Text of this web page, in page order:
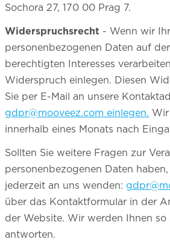
Sochora 27, 170 00 Prag 7.
Widerspruchsrecht - Wenn wir
personenbezogenen Daten auf
berechtigten Interesses
Widerspruch einlegen. Diesen
Sie per E-Mail an unsere
gdpr@mooveez.com einlegen.
innerhalb eines Monats nach
Sollten Sie weitere Fragen zur
personenbezogenen Daten
jederzeit an uns wenden:
über das Kontaktformular in der
der Website. Wir werden Ihnen
antworten.